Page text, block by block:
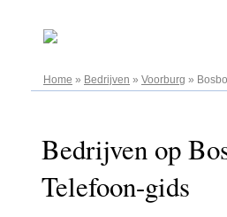
Home » Bedrijven » Voorburg »
Bedrijven op
Telefoon-gids